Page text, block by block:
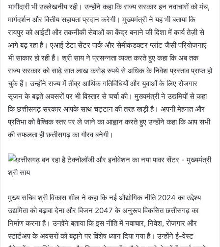
भागीदारी भी उल्लेखनीय रही। उन्होंने कहा कि राज्य सरकार इन नवाचारों को मंच,
मार्गदर्शन और वित्तीय सहायता प्रदान करेगी। मुख्यमंत्री ने यह भी बताया कि
रायपुर को आईटी और तकनीकी सेवाओं का केंद्र बनाने की दिशा में कार्य तेज़ी से
आगे बढ़ रहा है। एआई डेटा सेंटर पार्क और सेमीकंडक्टर प्लांट जैसी परियोजनाएं
भी साकार हो रही हैं। श्री साय ने प्रसन्नता व्यक्त करते हुए कहा कि अब तक
राज्य सरकार को साढ़े सात लाख करोड़ रुपये से अधिक के निवेश प्रस्ताव प्राप्त हो
चुके हैं। उन्होंने राज्य में तीव्र आर्थिक गतिविधियों और युवाओं के लिए रोजगार
सृजन के बढ़ते अवसरों पर भी विस्तार से चर्चा की। मुख्यमंत्री ने उद्यमियों से कहा
कि छत्तीसगढ़ सरकार आपके साथ चट्टान की तरह खड़ी है। अपनी मेहनत और
प्रतिभा को वैश्विक स्तर पर ले जाने का आह्वान करते हुए उन्होंने कहा कि आप सभी
की सफलता ही छत्तीसगढ़ का गौरव बनेगी।
मुख्य सचिव श्री विकास शील ने कहा कि नई औद्योगिक नीति 2024 का उद्देश्य
उद्यमिता को बढ़ावा देना और विजन 2047 के अनुरूप विकसित छत्तीसगढ़ का
निर्माण करना है। उन्होंने बताया कि इस नीति में नवाचार, निवेश, रोजगार और
स्टार्टअप के अवसरों को बढ़ाने पर विशेष ध्यान दिया गया है। उन्होंने ई-वेस्ट